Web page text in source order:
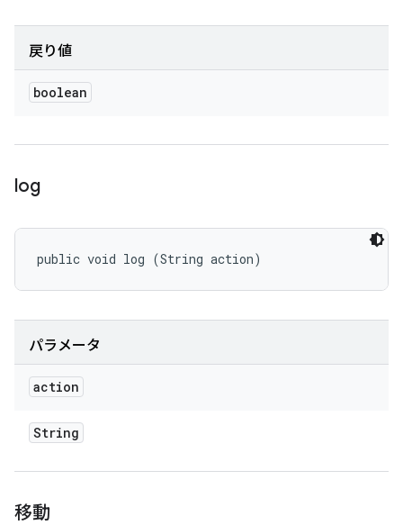
戻り値
boolean
log
public void log (String action)
パラメータ
action
String
移動